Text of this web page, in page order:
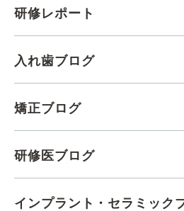
研修レポート
入れ歯ブログ
矯正ブログ
研修医ブログ
インプラント・セラミック